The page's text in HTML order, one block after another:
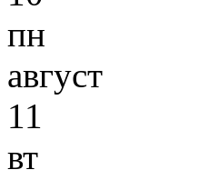
пн
август
11
вт